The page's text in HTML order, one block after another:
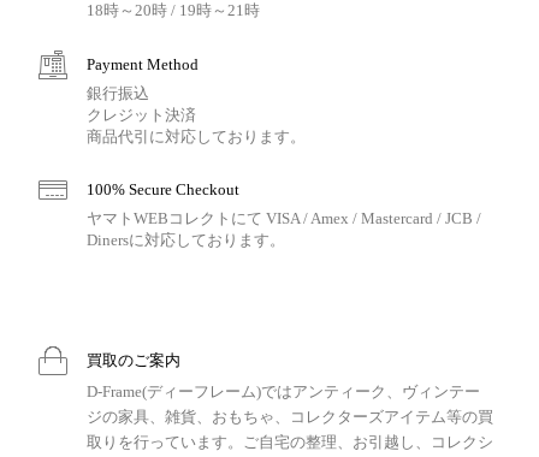
18時～20時 / 19時～21時
Payment Method
銀行振込
クレジット決済
商品代引に対応しております。
100% Secure Checkout
ヤマトWEBコレクトにて VISA / Amex / Mastercard / JCB /
Dinersに対応しております。
買取のご案内
D-Frame(ディーフレーム)ではアンティーク、ヴィンテー
ジの家具、雑貨、おもちゃ、コレクターズアイテム等の買
取りを行っています。ご自宅の整理、お引越し、コレクシ